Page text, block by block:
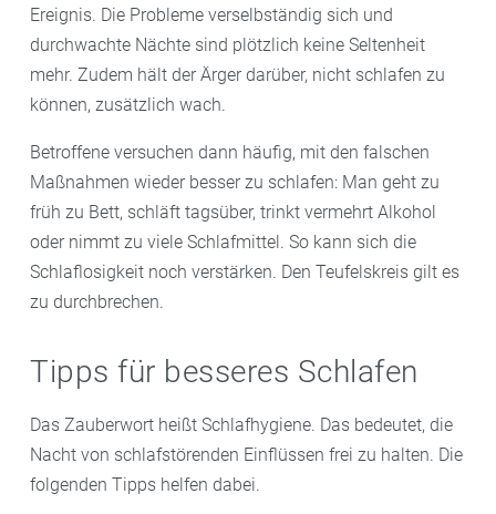
Ereignis. Die Probleme verselbständig sich und
durchwachte Nächte sind plötzlich keine Seltenheit
mehr. Zudem hält der Ärger darüber, nicht schlafen zu
können, zusätzlich wach.
Betroffene versuchen dann häufig, mit den falschen
Maßnahmen wieder besser zu schlafen: Man geht zu
früh zu Bett, schläft tagsüber, trinkt vermehrt Alkohol
oder nimmt zu viele Schlafmittel. So kann sich die
Schlaflosigkeit noch verstärken. Den Teufelskreis gilt es
zu durchbrechen.
Tipps für besseres Schlafen
Das Zauberwort heißt Schlafhygiene. Das bedeutet, die
Nacht von schlafstörenden Einflüssen frei zu halten. Die
folgenden Tipps helfen dabei.